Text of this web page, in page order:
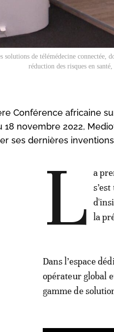
solutions de télémédecine connectée,
réduction des risques en
Conférence africaine
18 novembre 2022,
ses dernières
L
a
la
Dans l’espace
opérateur global
gamme de